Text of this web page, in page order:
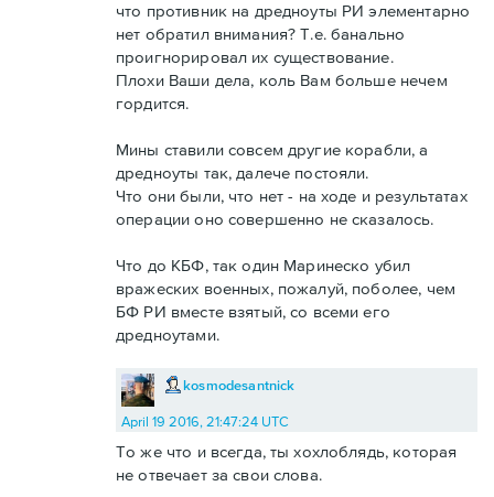
что противник на дредноуты РИ элементарно
нет обратил внимания? Т.е. банально
проигнорировал их существование.
Плохи Ваши дела, коль Вам больше нечем
гордится.
Мины ставили совсем другие корабли, а
дредноуты так, далече постояли.
Что они были, что нет - на ходе и результатах
операции оно совершенно не сказалось.
Что до КБФ, так один Маринеско убил
вражеских военных, пожалуй, поболее, чем
БФ РИ вместе взятый, со всеми его
дредноутами.
kosmodesantnick
April 19 2016, 21:47:24 UTC
То же что и всегда, ты хохлоблядь, которая
не отвечает за свои слова.